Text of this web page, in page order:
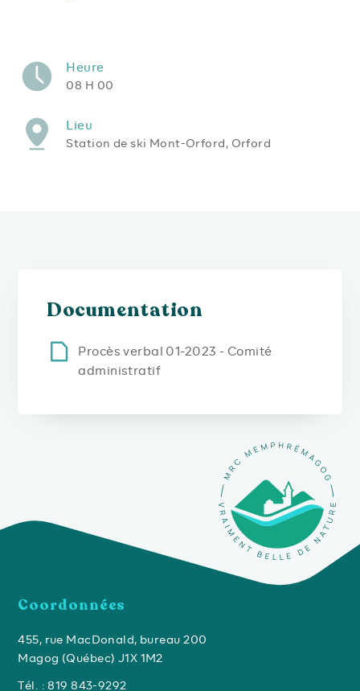
Heure
08 H 00
Lieu
Station de ski Mont-Orford, Orford
Documentation
Procès verbal 01-2023 - Comité
administratif
Coordonnées
455, rue MacDonald, bureau 200
Magog (Québec) J1X 1M2
Tél. : 819 843-9292